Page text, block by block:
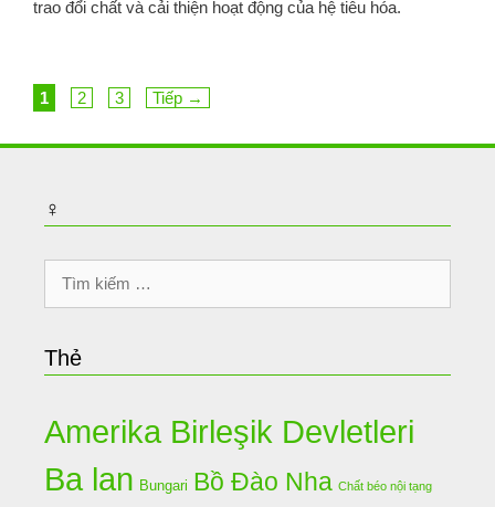
trao đổi chất và cải thiện hoạt động của hệ tiêu hóa.
Trang
1 Trang
2 Trang
3 Tiếp →
♀
Tìm
Thẻ
Amerika Birleşik Devletleri
Ba lan Bungari Bồ Đào Nha Chất béo nội tạng